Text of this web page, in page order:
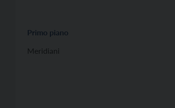
Primo piano
Meridiani